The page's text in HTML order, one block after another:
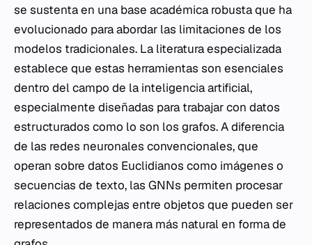
se sustenta en una base académica robusta que ha
evolucionado para abordar las limitaciones de los
modelos tradicionales. La literatura especializada
establece que estas herramientas son esenciales
dentro del campo de la inteligencia artificial,
especialmente diseñadas para trabajar con datos
estructurados como lo son los grafos. A diferencia
de las redes neuronales convencionales, que
operan sobre datos Euclidianos como imágenes o
secuencias de texto, las GNNs permiten procesar
relaciones complejas entre objetos que pueden ser
representados de manera más natural en forma de